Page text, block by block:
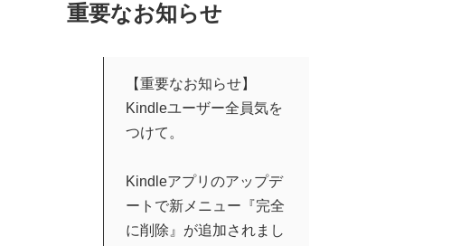
重要なお知らせ
【重要なお知らせ】
Kindleユーザー全員気を
つけて。
Kindleアプリのアップデ
ートで新メニュー『完全
に削除』が追加されまし